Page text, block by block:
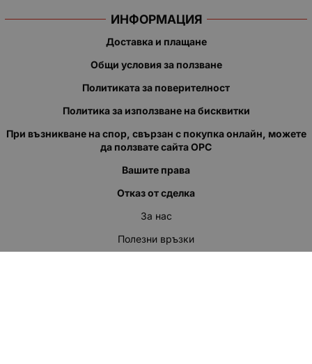
ИНФОРМАЦИЯ
Доставка и плащане
Общи условия за ползване
Политиката за поверителност
Политика за използване на бисквитки
При възникване на спор, свързан с покупка онлайн, можете
да ползвате сайта ОРС
Вашите права
Отказ от сделка
За нас
Полезни връзки